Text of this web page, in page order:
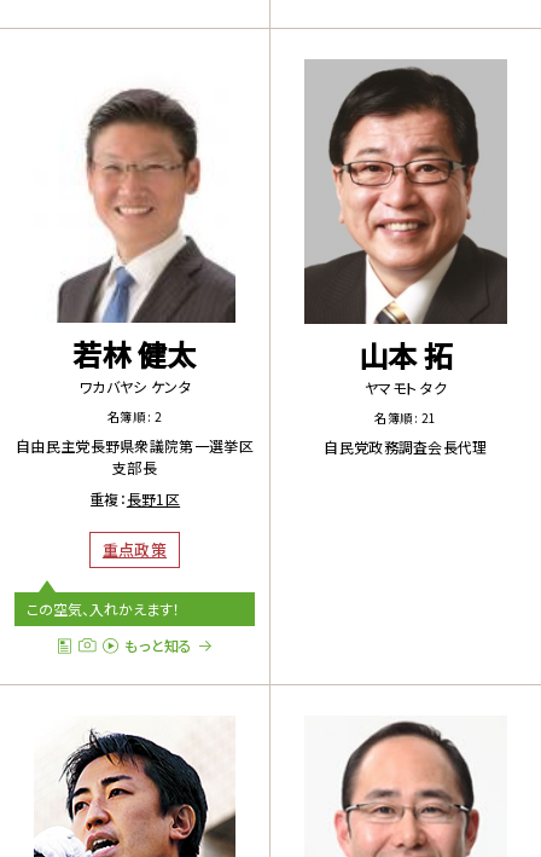
若林 健太
ワカバヤシ ケンタ
名簿順 : 2
自由民主党長野県衆議院第一選挙区
支部長
重複：長野1区
重点政策
この空気、入れかえます！
もっと知る
山本 拓
ヤマモト タク
名簿順 : 21
自民党政務調査会長代理